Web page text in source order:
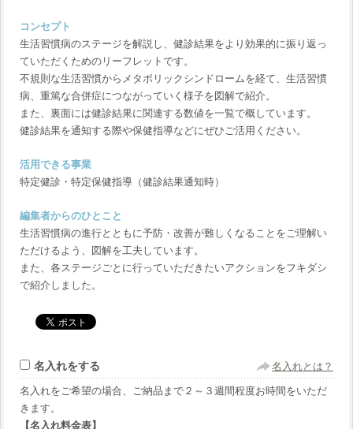
コンセプト
生活習慣病のステージを解説し、健診結果をより効果的に振り返っ
ていただくためのリーフレットです。
不規則な生活習慣からメタボリックシンドロームを経て、生活習慣
病、重篤な合併症につながっていく様子を図解で紹介。
また、裏面には健診結果に関連する数値を一覧で概しています。
健診結果を通知する際や保健指導などにぜひご活用ください。
活用できる事業
特定健診・特定保健指導（健診結果通知時）
編集者からのひとこと
生活習慣病の進行とともに予防・改善が難しくなることをご理解い
ただけるよう、図解を工夫しています。
また、各ステージごとに行っていただきたいアクションをフキダシ
で紹介しました。
名入れをする 名入れとは？
名入れをご希望の場合、ご納品まで２～３週間程度お時間をいただ
きます。
【名入れ料金表】